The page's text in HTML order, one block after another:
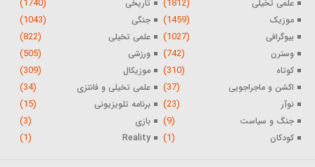
علمی تخیلی تاریخی
موزیک (1459) جنگی (1043)
بیوگرافی (1027) علمی تخیلی (822)
وسترن (742) ورزشی (505)
کوتاه (310) موزیکال (309)
اکشن و ماجراجویی (37) علمی تخیلی و فانتزی (34)
نوآر (23) برنامه تلویزیونی (15)
جنگ و سیاست (9) بازی (3)
کودکان (1)
Reality
(1)